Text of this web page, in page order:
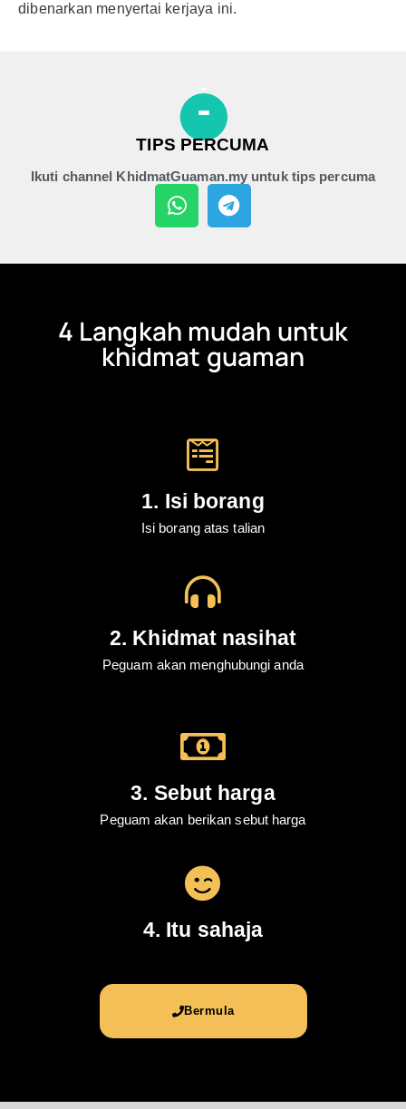
dibenarkan menyertai kerjaya ini.
TIPS PERCUMA
Ikuti channel KhidmatGuaman.my untuk tips percuma
4 Langkah mudah untuk
khidmat guaman
1. Isi borang
Isi borang atas talian
2. Khidmat nasihat
Peguam akan menghubungi anda
3. Sebut harga
Peguam akan berikan sebut harga
4. Itu sahaja
Bermula